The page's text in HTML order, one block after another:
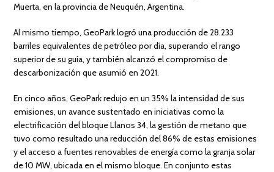
Muerta, en la provincia de Neuquén, Argentina.
Al mismo tiempo, GeoPark logró una producción de 28.233
barriles equivalentes de petróleo por día, superando el rango
superior de su guía, y también alcanzó el compromiso de
descarbonización que asumió en 2021.
En cinco años, GeoPark redujo en un 35% la intensidad de sus
emisiones, un avance sustentado en iniciativas como la
electrificación del bloque Llanos 34, la gestión de metano que
tuvo como resultado una reducción del 86% de estas emisiones
y el acceso a fuentes renovables de energía como la granja solar
de 10 MW, ubicada en el mismo bloque. En conjunto estas